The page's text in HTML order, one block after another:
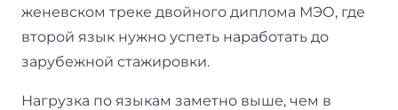
женевском треке двойного диплома МЭО, где
второй язык нужно успеть наработать до
зарубежной стажировки.
Нагрузка по языкам заметно выше, чем в